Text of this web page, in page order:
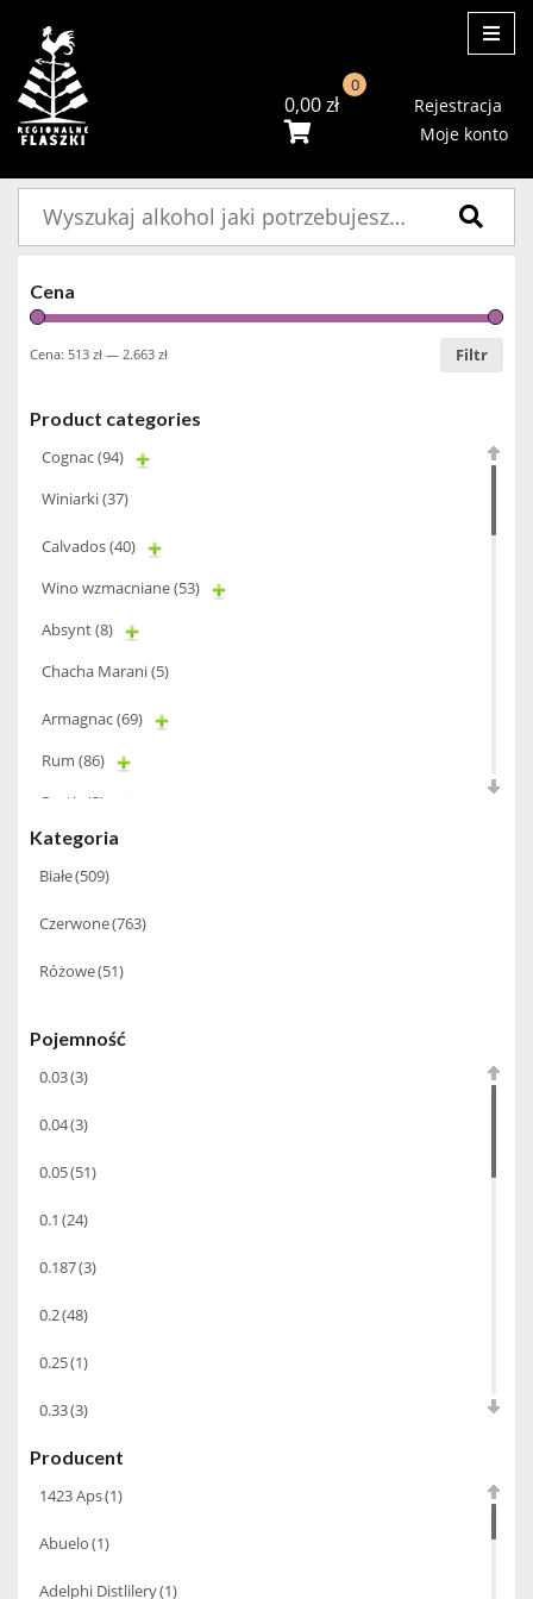
0,00zł
0
Rejestracja
Moje konto
Cena
Filtr
Cena: 513 zł — 2.663 zł
Product categories
Cognac(94)
Winiarki(37)
Calvados(40)
Wino wzmacniane(53)
Absynt(8)
Chacha Marani(5)
Armagnac(69)
Rum (86)
Pastis
(3)
Miniaturki
Tequila (26)
Brandy (97)
Alkohole Rocznikowe
Grappa
Wino musujące
Nalewka
Alkohole prezentowe
Sake(1)
Kategoria
Białe(509)
Czerwone(763)
Różowe(51)
Pojemność
0.03(3)
0.04(3)
0.05(51)
0.1 (24)
0.187(3)
0.2(48)
0.25(1)
0.33(3)
0.35(53)
0.375 (28)
0.5(213)
Producent
1423 Aps(1)
Abuelo(1)
Adelphi Distlilery(1)